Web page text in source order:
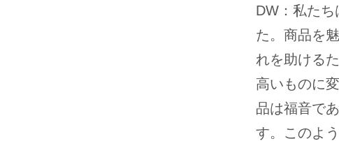
DW：私た
た。商品を
れを助ける
高いものに
品は福音で
す。このよ